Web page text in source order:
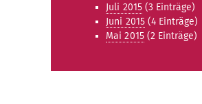
Juli 2015(3 Einträge)
Juni 2015(4 Einträge)
Mai 2015(2 Einträge)